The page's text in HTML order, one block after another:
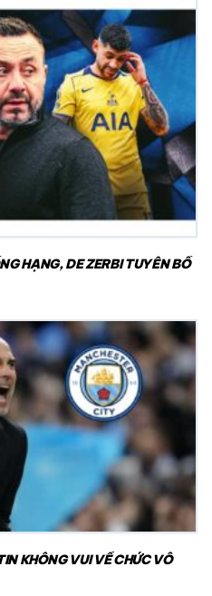
HẠNG, DE ZERBI TUYÊN BỐ
KHÔNG VUI VỀ CHỨC VÔ